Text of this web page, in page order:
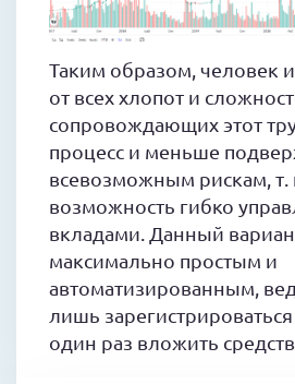
Таким образом, человек
от всех хлопот и
сопровождающих этот
процесс и меньше
всевозможным рискам, т.
возможность гибко
вкладами. Данный
максимально простым и
автоматизированным,
лишь зарегистрироваться
один раз вложить